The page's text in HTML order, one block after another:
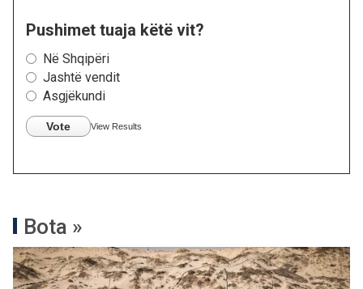
Pushimet tuaja këtë vit?
Në Shqipëri
Jashtë vendit
Asgjëkundi
Vote View Results
Bota »